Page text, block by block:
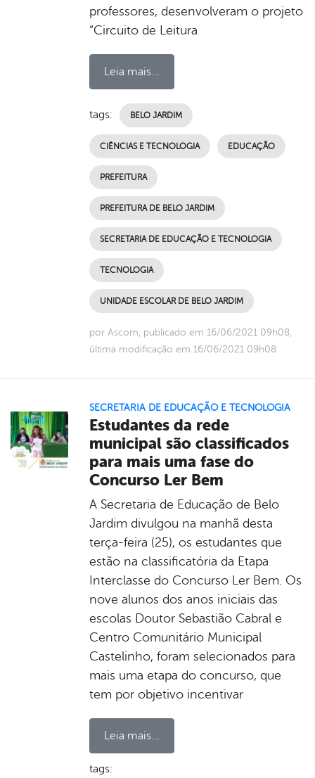
professores, desenvolveram o projeto
“Circuito de Leitura
Leia mais...
tags: BELO JARDIM
CIÊNCIAS E TECNOLOGIA EDUCAÇÃO
PREFEITURA
PREFEITURA DE BELO JARDIM
SECRETARIA DE EDUCAÇÃO E TECNOLOGIA
TECNOLOGIA
UNIDADE ESCOLAR DE BELO JARDIM
por Ascom, publicado em 16/06/2021 09h08,
última modificação em 16/06/2021 09h08
SECRETARIA DE EDUCAÇÃO E TECNOLOGIA
Estudantes da rede
municipal são classificados
para mais uma fase do
Concurso Ler Bem
A Secretaria de Educação de Belo
Jardim divulgou na manhã desta
terça-feira (25), os estudantes que
estão na classificatória da Etapa
Interclasse do Concurso Ler Bem. Os
nove alunos dos anos iniciais das
escolas Doutor Sebastião Cabral e
Centro Comunitário Municipal
Castelinho, foram selecionados para
mais uma etapa do concurso, que
tem por objetivo incentivar
Leia mais...
tags: